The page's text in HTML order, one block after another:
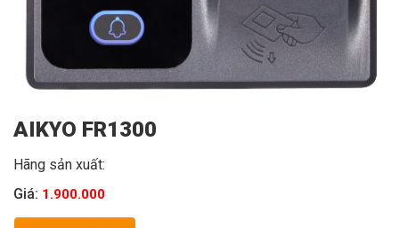
AIKYO FR1300
Hãng sản xuất:
Giá: 1.900.000